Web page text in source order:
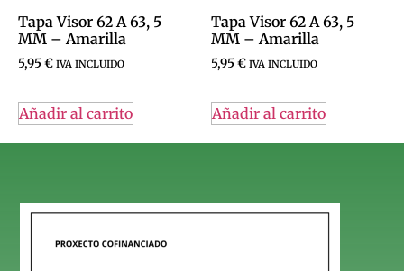
Tapa Visor 62 A 63, 5
MM – Amarilla
5,95€ IVA INCLUIDO
Añadir al carrito
Tapa Visor 62 A 63, 5
MM – Amarilla
5,95€ IVA INCLUIDO
Añadir al carrito